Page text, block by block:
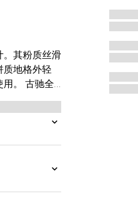
其粉质丝滑
质地格外轻
全